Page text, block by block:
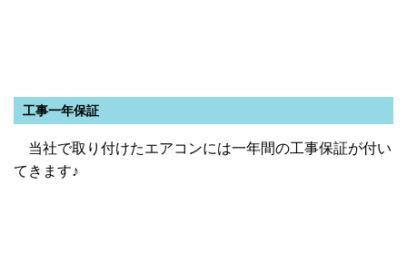
工事一年保証
当社で取り付けたエアコンには一年間の工事保証が付い
てきます♪